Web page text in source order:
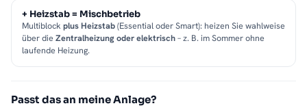
+ Heizstab = Mischbetrieb
Multiblock plus Heizstab(Essential oder Smart): heizen Sie wahlweise
über die Zentralheizung oder elektrisch– z. B. im Sommer ohne
laufende Heizung.
Passt das an meine Anlage?